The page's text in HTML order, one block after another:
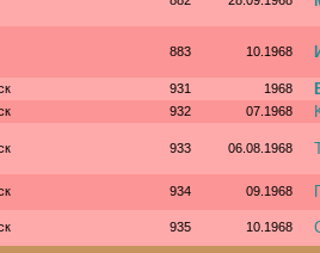
883 10.1968
931 1968
932 07.1968
933 06.08.1968
934 09.1968
935 10.1968